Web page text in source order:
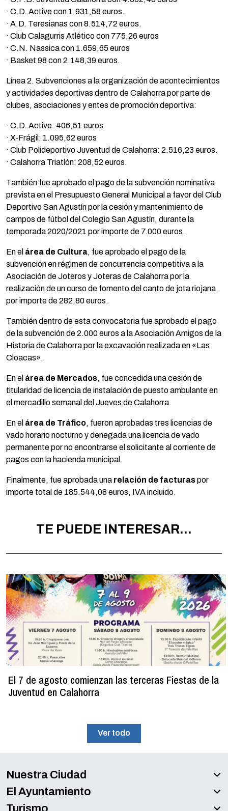
· C.D. Active con 1.931,58 euros.
· A.D. Teresianas con 8.514,72 euros.
· Club Calagurris Atlético con 775,26 euros
· C.N. Nassica con 1.659,65 euros
· Basket 98 con 2.148,39 euros.
Línea 2. Subvenciones a la organización de acontecimientos
y actividades deportivas dentro de Calahorra por parte de
clubes, asociaciones y entes de promoción deportiva:
· C.D. Active: 406,51 euros
· X-Frágil: 1.095,62 euros
· Club Polideportivo Juventud de Calahorra: 2.516,23 euros.
· Calahorra Triatlón: 208,52 euros.
También fue aprobado el pago de la subvención nominativa
prevista en el Presupuesto General Municipal a favor del Club
Deportivo San Agustín por la cesión y mantenimiento de
campos de fútbol del Colegio San Agustín, durante la
temporada 2020/2021 por importe de 7.000 euros.
En el área de Cultura, fue aprobado el pago de la
subvención en régimen de concurrencia competitiva a la
Asociación de Joteros y Joteras de Calahorra por la
realización de un curso de fomento del canto de jota riojana,
por importe de 282,80 euros.
También dentro de esta convocatoria fue aprobado el pago
de la subvención de 2.000 euros a la Asociación Amigos de la
Historia de Calahorra por la excavación realizada en «Las
Cloacas».
En el área de Mercados, fue concedida una cesión de
titularidad de licencia de instalación de puesto ambulante en
el mercadillo semanal del Jueves de Calahorra.
En el área de Tráfico, fueron aprobadas tres licencias de
vado horario nocturno y denegada una licencia de vado
permanente por no encontrarse el solicitante al corriente de
pagos con la hacienda municipal.
Finalmente, fue aprobada una relación de facturaspor
importe total de 185.544,08 euros, IVA incluido.
TE PUEDE INTERESAR...
El 7 de agosto comienzan las terceras Fiestas de la
Juventud en Calahorra
Ver todo
Nuestra Ciudad
El Ayuntamiento
Turismo